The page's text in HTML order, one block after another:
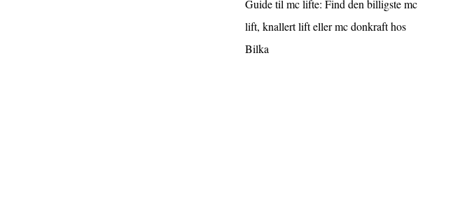
Guide til mc lifte: Find den billigste mc
lift, knallert lift eller mc donkraft hos
Bilka